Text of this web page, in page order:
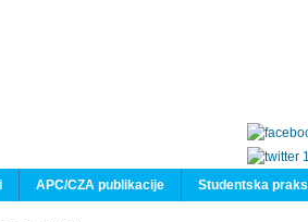
APC/CZA publikacije Studentska